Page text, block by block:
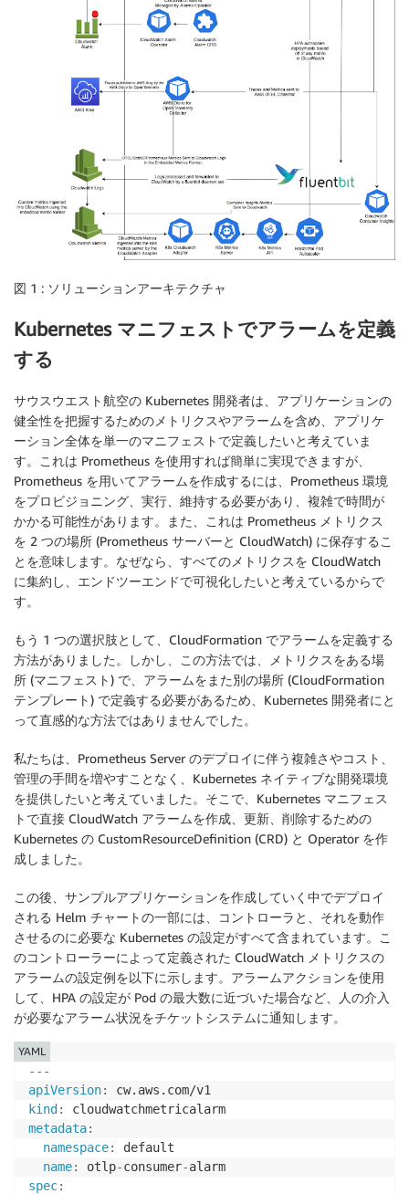
図 1 : ソリューションアーキテクチャ
Kubernetes マニフェストでアラームを定義
する
サウスウエスト航空の Kubernetes 開発者は、アプリケーションの
健全性を把握するためのメトリクスやアラームを含め、アプリケ
ーション全体を単一のマニフェストで定義したいと考えていま
す。これは Prometheus を使用すれば簡単に実現できますが、
Prometheus を用いてアラームを作成するには、Prometheus 環境
をプロビジョニング、実行、維持する必要があり、複雑で時間が
かかる可能性があります。また、これは Prometheus メトリクス
を 2 つの場所 (Prometheus サーバーと CloudWatch) に保存するこ
とを意味します。なぜなら、すべてのメトリクスを CloudWatch
に集約し、エンドツーエンドで可視化したいと考えているからで
す。
もう 1 つの選択肢として、CloudFormation でアラームを定義する
方法がありました。しかし、この方法では、メトリクスをある場
所 (マニフェスト) で、アラームをまた別の場所 (CloudFormation
テンプレート) で定義する必要があるため、Kubernetes 開発者にと
って直感的な方法ではありませんでした。
私たちは、Prometheus Server のデプロイに伴う複雑さやコスト、
管理の手間を増やすことなく、Kubernetes ネイティブな開発環境
を提供したいと考えていました。そこで、Kubernetes マニフェス
トで直接 CloudWatch アラームを作成、更新、削除するための
Kubernetes の CustomResourceDefinition (CRD) と Operator を作
成しました。
この後、サンプルアプリケーションを作成していく中でデプロイ
される Helm チャートの一部には、コントローラと、それを動作
させるのに必要な Kubernetes の設定がすべて含まれています。こ
のコントローラーによって定義された CloudWatch メトリクスの
アラームの設定例を以下に示します。アラームアクションを使用
して、HPA の設定が Pod の最大数に近づいた場合など、人の介入
が必要なアラーム状況をチケットシステムに通知します。
---
apiVersion:
kind :
metadata:
namespace:
default
name: otlp-consumer-
spec:
YAML